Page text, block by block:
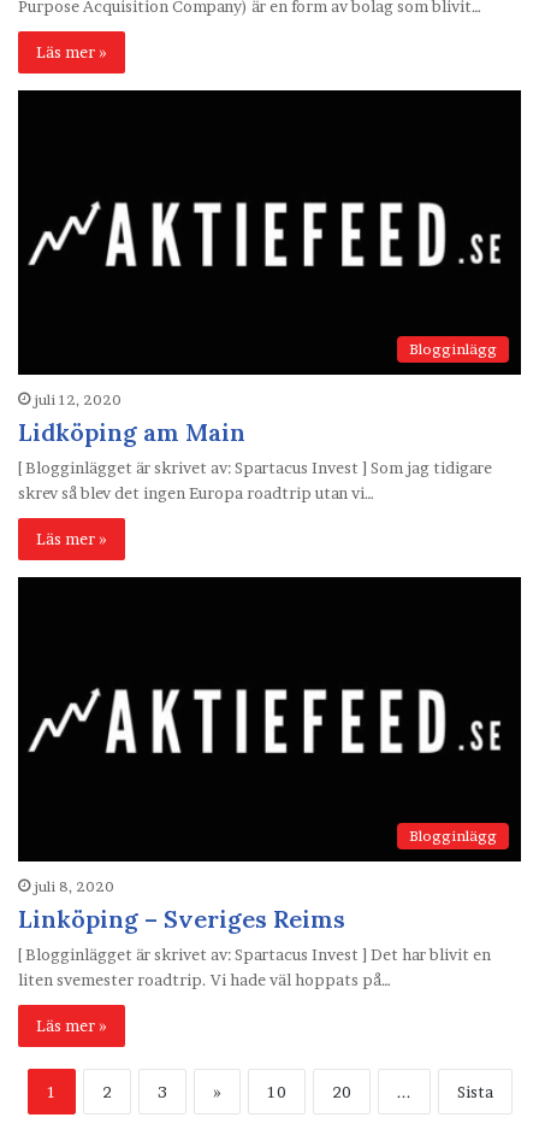
Purpose Acquisition Company) är en form av bolag som blivit…
Läs mer »
Blogginlägg
juli 12, 2020
Lidköping am Main
[ Blogginlägget är skrivet av: Spartacus Invest ] Som jag tidigare
skrev så blev det ingen Europa roadtrip utan vi…
Läs mer »
Blogginlägg
juli 8, 2020
Linköping – Sveriges Reims
[ Blogginlägget är skrivet av: Spartacus Invest ] Det har blivit en
liten svemester roadtrip. Vi hade väl hoppats på…
Läs mer »
1 2 3 » 10 20 ... Sista